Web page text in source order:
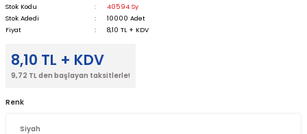
Stok Kodu
40594 Sy
Stok Adedi
10000 Adet
Fiyat
8,10 TL + KDV
8,10 TL + KDV
9,72 TL den başlayan taksitlerle!
Renk